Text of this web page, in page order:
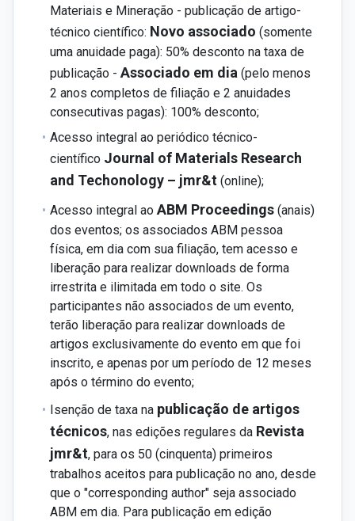
Materiais e Mineração - publicação de artigo-
técnico científico: Novo associado (somente
uma anuidade paga): 50% desconto na taxa de
publicação - Associado em dia (pelo menos
2 anos completos de filiação e 2 anuidades
consecutivas pagas): 100% desconto;
Acesso integral ao periódico técnico-
científico Journal of Materials Research
and Techonology – jmr&t (online);
Acesso integral ao ABM Proceedings (anais)
dos eventos; os associados ABM pessoa
física, em dia com sua filiação, tem acesso e
liberação para realizar downloads de forma
irrestrita e ilimitada em todo o site. Os
participantes não associados de um evento,
terão liberação para realizar downloads de
artigos exclusivamente do evento em que foi
inscrito, e apenas por um período de 12 meses
após o término do evento;
Isenção de taxa na publicação de artigos
técnicos, nas edições regulares da Revista
jmr&t, para os 50 (cinquenta) primeiros
trabalhos aceitos para publicação no ano, desde
que o "corresponding author" seja associado
ABM em dia. Para publicação em edição